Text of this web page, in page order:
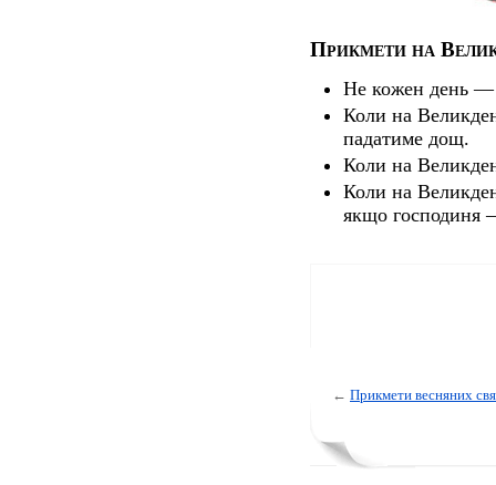
Прикмети на
Не кожен день —
Коли на
падатиме дощ.
Коли на
Коли на
якщо господиня
← Прикмети весняних